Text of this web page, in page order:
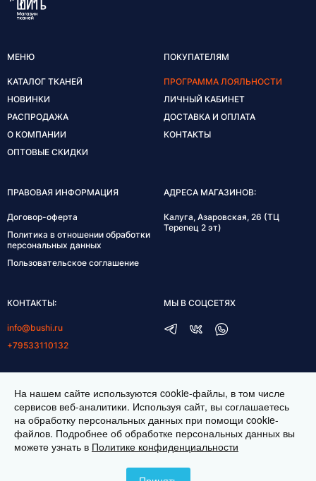
МЕНЮ
КАТАЛОГ ТКАНЕЙ
НОВИНКИ
РАСПРОДАЖА
О КОМПАНИИ
ОПТОВЫЕ СКИДКИ
ПОКУПАТЕЛЯМ
ПРОГРАММА ЛОЯЛЬНОСТИ
ЛИЧНЫЙ КАБИНЕТ
ДОСТАВКА И ОПЛАТА
КОНТАКТЫ
ПРАВОВАЯ ИНФОРМАЦИЯ
Договор-оферта
Политика в отношении обработки
персональных данных
Пользовательское соглашение
АДРЕСА МАГАЗИНОВ:
Калуга, Азаровская, 26 (ТЦ
Терепец 2 эт)
КОНТАКТЫ:
info@bushi.ru
+79533110132
пн-пт 10:00-19:00
сб 11:00-17:00
МЫ В СОЦСЕТЯХ
На нашем сайте используются cookie-файлы, в том числе
сервисов веб-аналитики. Используя сайт, вы соглашаетесь
на обработку персональных данных при помощи cookie-
файлов. Подробнее об обработке персональных данных вы
можете узнать в Политике конфиденциальности